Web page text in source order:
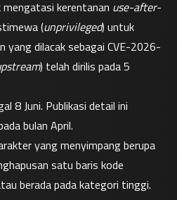
kerentanan use-after-
(unprivileged) untuk
yang dilacak sebagai CVE-2026-
) telah dirilis pada 5
8 Juni. Publikasi detail ini
bulan April.
yang menyimpang berupa
satu baris kode
berada pada kategori tinggi.